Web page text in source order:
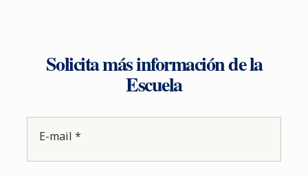
Solicita más información de la
Escuela
E-mail *